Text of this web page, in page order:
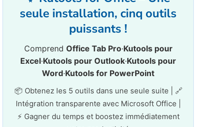
seule installation, cinq outils
puissants !
Comprend Office Tab Pro·Kutools pour
Excel·Kutools pour Outlook·Kutools pour
Word·Kutools for PowerPoint
📦 Obtenez les 5 outils dans une seule suite | 🔗
Intégration transparente avec Microsoft Office |
⚡ Gagner du temps et boostez immédiatement